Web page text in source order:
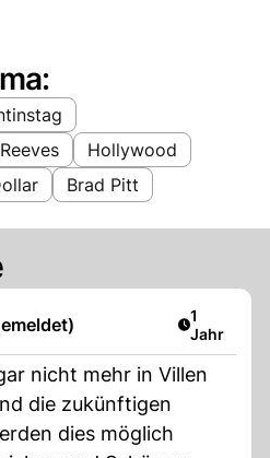
Hollywood
Brad Pitt
Artikel
1
Jahr
nicht mehr in Villen
die zukünftigen
dies möglich